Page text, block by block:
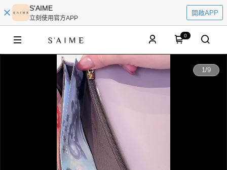
S'AIME
立刻使用官方APP
開啟APP
0
1/9